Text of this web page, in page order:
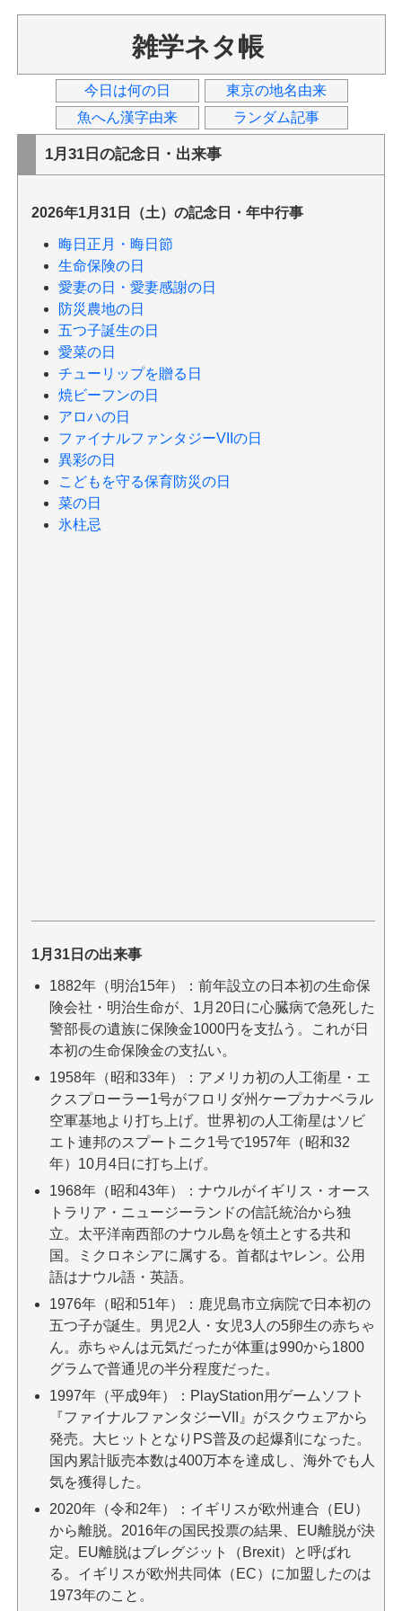
雑学ネタ帳
今日は何の日
東京の地名由来
魚へん漢字由来
ランダム記事
1月31日の記念日・出来事
2026年1月31日（土）の記念日・年中行事
晦日正月・晦日節
生命保険の日
愛妻の日・愛妻感謝の日
防災農地の日
五つ子誕生の日
愛菜の日
チューリップを贈る日
焼ビーフンの日
アロハの日
ファイナルファンタジーVIIの日
異彩の日
こどもを守る保育防災の日
菜の日
氷柱忌
1月31日の出来事
1882年（明治15年）：前年設立の日本初の生命保
険会社・明治生命が、1月20日に心臓病で急死した
警部長の遺族に保険金1000円を支払う。これが日
本初の生命保険金の支払い。
1958年（昭和33年）：アメリカ初の人工衛星・エ
クスプローラー1号がフロリダ州ケープカナベラル
空軍基地より打ち上げ。世界初の人工衛星はソビ
エト連邦のスプートニク1号で1957年（昭和32
年）10月4日に打ち上げ。
1968年（昭和43年）：ナウルがイギリス・オース
トラリア・ニュージーランドの信託統治から独
立。太平洋南西部のナウル島を領土とする共和
国。ミクロネシアに属する。首都はヤレン。公用
語はナウル語・英語。
1976年（昭和51年）：鹿児島市立病院で日本初の
五つ子が誕生。男児2人・女児3人の5卵生の赤ちゃ
ん。赤ちゃんは元気だったが体重は990から1800
グラムで普通児の半分程度だった。
1997年（平成9年）：PlayStation用ゲームソフト
『ファイナルファンタジーVII』がスクウェアから
発売。大ヒットとなりPS普及の起爆剤になった。
国内累計販売本数は400万本を達成し、海外でも人
気を獲得した。
2020年（令和2年）：イギリスが欧州連合（EU）
から離脱。2016年の国民投票の結果、EU離脱が決
定。EU離脱はブレグジット（Brexit）と呼ばれ
る。イギリスが欧州共同体（EC）に加盟したのは
1973年のこと。